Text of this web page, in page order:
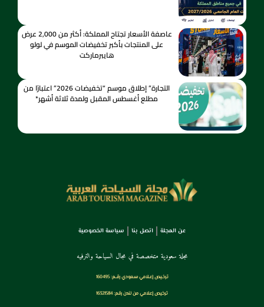
عاصفة الأسعار تجتاح المملكة: أكثر من 2,000 عرض
على المنتجات بأكبر تخفيضات الموسم في لولو
هايبرماركت
التجارة” إطلاق موسم “تخفيضات 2026” اعتبارًا من
مطلع أغسطس المقبل ولمدة ثلاثة أشهر*
عن المجلة اتصل بنا سياسة الخصوصية
مجلة سعودية متخصصة في مجال السياحة والترفيه
ترخـيص إعـلامي سـعودي رقــم: 160495
ترخيص إعلامي من لندن رقم: 16321584